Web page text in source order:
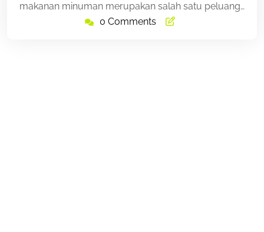
makanan minuman merupakan salah satu peluang…
0 Comments